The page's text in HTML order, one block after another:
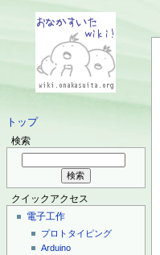
トップ
検索
クイックアクセス
電子工作
プロトタイピング
Arduino